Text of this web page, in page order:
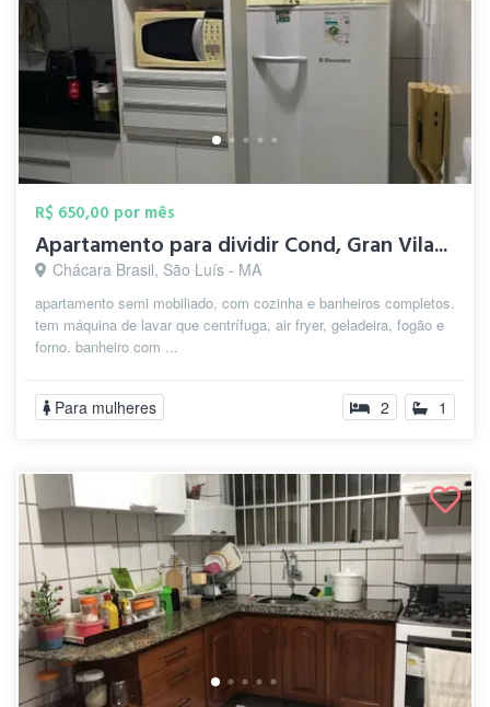
R$ 650,00 por mês
Apartamento para dividir Cond, Gran Vila...
Chácara Brasil, São Luís - MA
apartamento semi mobiliado, com cozinha e banheiros completos.
tem máquina de lavar que centrífuga, air fryer, geladeira, fogão e
forno. banheiro com ...
Para mulheres 2 1